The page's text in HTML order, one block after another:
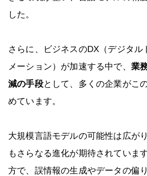
した。
さらに、ビジネスのDX（デジタル
メーション）が加速する中で、 業
減の手段として、多くの企業がこ
めています。
大規模言語モデルの可能性は広が
もさらなる進化が期待されていま
方で、誤情報の生成やデータの偏